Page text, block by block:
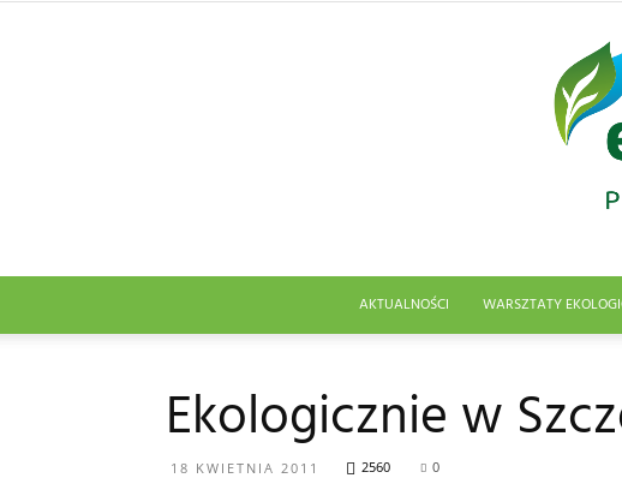
AKTUALNOŚCI WARSZTATY
Ekologicznie w
18 KWIETNIA 2011 2560 0